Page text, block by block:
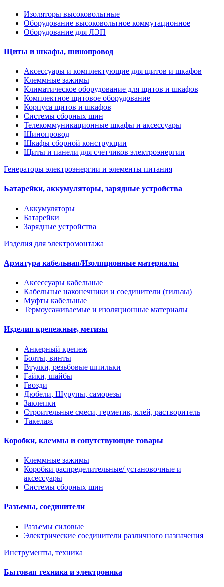
Изоляторы высоковольтные
Оборудование высоковольтное коммутационное
Оборудование для ЛЭП
Щиты и шкафы, шинопровод
Аксессуары и комплектующие для щитов и шкафов
Клеммные зажимы
Климатическое оборудование для щитов и шкафов
Комплектное щитовое оборудование
Корпуса щитов и шкафов
Системы сборных шин
Телекоммуникационные шкафы и аксессуары
Шинопровод
Шкафы сборной конструкции
Щиты и панели для счетчиков электроэнергии
Генераторы электроэнергии и элементы питания
Батарейки, аккумуляторы, зарядные устройства
Аккумуляторы
Батарейки
Зарядные устройства
Изделия для электромонтажа
Арматура кабельная/Изоляционные материалы
Аксессуары кабельные
Кабельные наконечники и соединители (гильзы)
Муфты кабельные
Термоусаживаемые и изоляционные материалы
Изделия крепежные, метизы
Анкерный крепеж
Болты, винты
Втулки, резьбовые шпильки
Гайки, шайбы
Гвозди
Дюбели, Шурупы, саморезы
Заклепки
Строительные смеси, герметик, клей, растворитель
Такелаж
Коробки, клеммы и сопутствующие товары
Клеммные зажимы
Коробки распределительные/ установочные и
аксессуары
Системы сборных шин
Разъемы, соединители
Разъемы силовые
Электрические соединители различного назначения
Инструменты, техника
Бытовая техника и электроника